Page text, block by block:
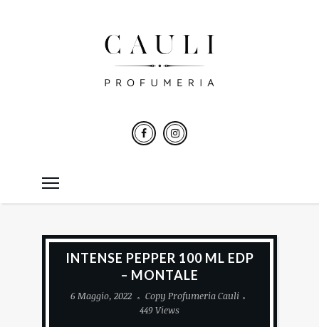
INTENSE PEPPER 100 ML EDP
– MONTALE
6 Maggio, 2022
Copy Profumeria Cauli
449 Views